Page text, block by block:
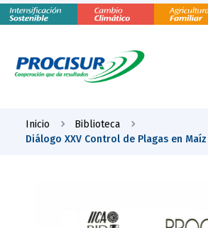
Inicio
Biblioteca
Diálogo XXV Control de Plagas en